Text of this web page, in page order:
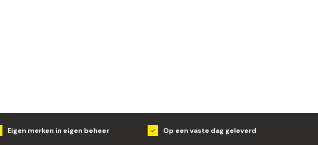
Eigen merken in eigen beheer Op een vaste dag geleverd